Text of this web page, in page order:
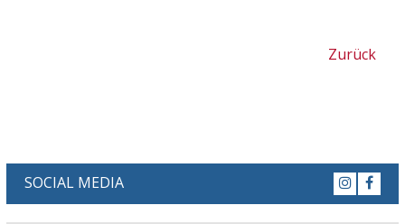
Zurück
SOCIAL MEDIA